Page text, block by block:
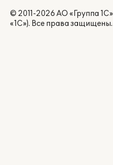
© 2011-2026 АО «Группа
«1С»). Все права защищены.